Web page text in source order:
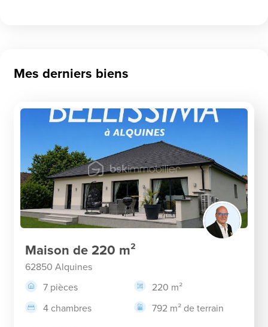
Mes derniers biens
Maison de 220 m²
62850 Alquines
7 pièces
220 m²
4 chambres
792 m² de terrain